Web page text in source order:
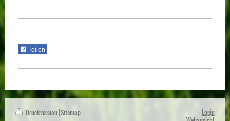
Teilen
Druckversion Sitemap
Login